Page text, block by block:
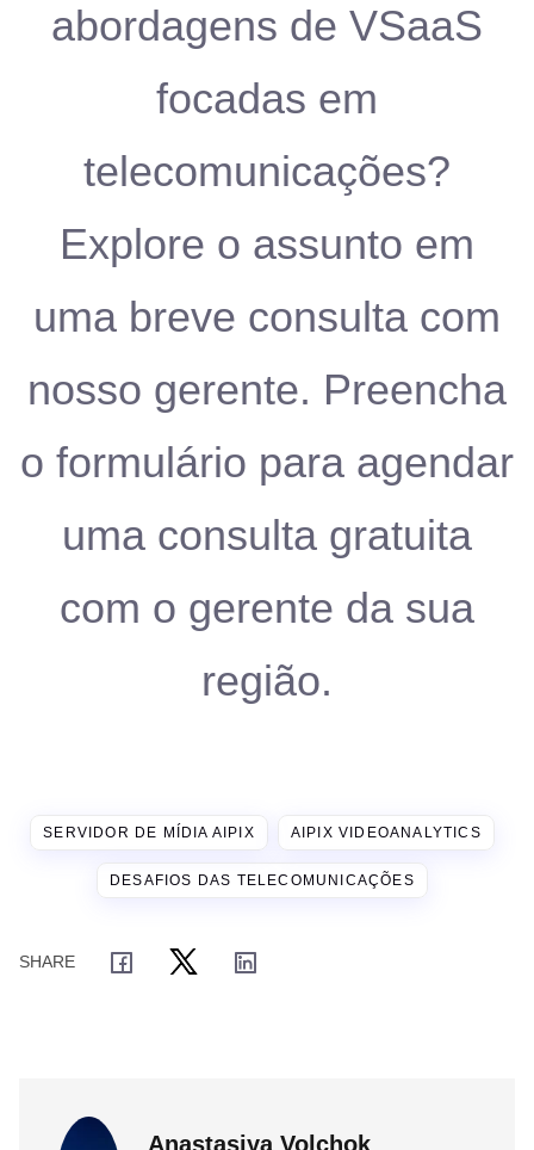
abordagens de VSaaS
focadas em
telecomunicações?
Explore o assunto em
uma breve consulta com
nosso gerente. Preencha
o formulário para agendar
uma consulta gratuita
com o gerente da sua
região.
SERVIDOR DE MÍDIA AIPIX AIPIX VIDEOANALYTICS
DESAFIOS DAS TELECOMUNICAÇÕES
Anastasiya Volchok